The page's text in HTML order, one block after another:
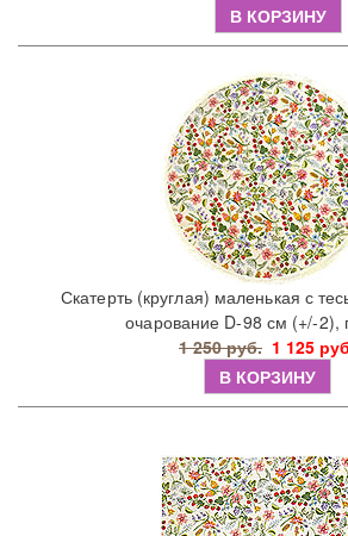
В КОРЗИНУ
Скатерть (круглая) маленькая с
очарование D-98 см (+/-2),
1 250 руб. 1 125
В КОРЗИНУ